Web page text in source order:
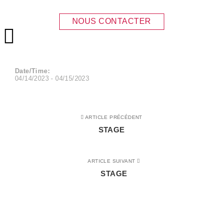
Menu principal
NOUS CONTACTER
STAGE
Date/Time:
04/14/2023 - 04/15/2023
ARTICLE PRÉCÉDENT
STAGE
ARTICLE SUIVANT
STAGE